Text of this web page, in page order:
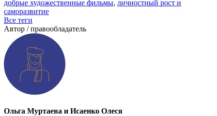
добрые художественные фильмы, личностный рост и
саморазвитие
Все теги
Автор / правообладатель
Ольга Муртаева и Исаенко Олеся